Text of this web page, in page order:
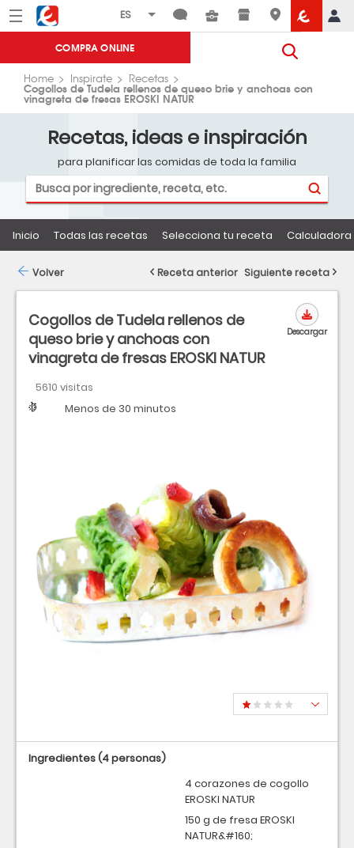
Menú Eroski
COMPRA ONLINE
Home Inspirate Recetas
Cogollos de Tudela rellenos de queso brie y anchoas con
vinagreta de fresas EROSKI NATUR
Recetas, ideas e inspiración
para planificar las comidas de toda la familia
Inicio Todas las recetas Selecciona tu receta
Cogollos de Tudela rellenos de
queso brie y anchoas con
vinagreta de fresas EROSKI NATUR
5610 visitas
Dificultad
Tiempo Menos de 30 minutos
Descargar
Ingredientes(4 personas)
4 corazones de cogollo
EROSKI NATUR
150 g de fresa EROSKI
NATUR&#160;
Volver Receta anterior Siguiente receta